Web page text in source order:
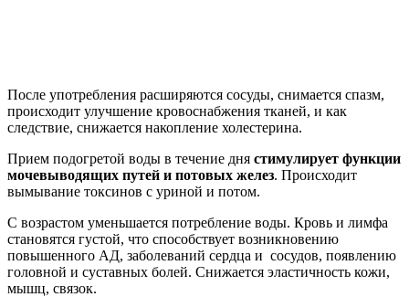
После употребления расширяются сосуды, снимается спазм,
происходит улучшение кровоснабжения тканей, и как
следствие, снижается накопление холестерина.
Прием подогретой воды в течение дня стимулирует функции
мочевыводящих путей и потовых желез. Происходит
вымывание токсинов с уриной и потом.
С возрастом уменьшается потребление воды. Кровь и лимфа
становятся густой, что способствует возникновению
повышенного АД, заболеваний сердца и сосудов, появлению
головной и суставных болей. Снижается эластичность кожи,
мышц, связок.